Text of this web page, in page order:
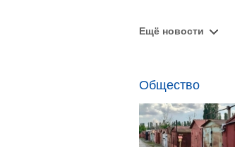
Ещё новости
Общество